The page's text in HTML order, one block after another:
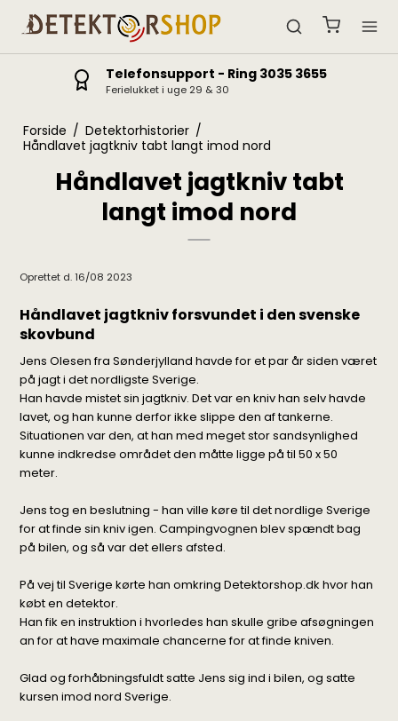
Telefonsupport - Ring 3035 3655
Ferielukket i uge 29 & 30
Forside / Detektorhistorier /
Håndlavet jagtkniv tabt langt imod nord
Håndlavet jagtkniv tabt
langt imod nord
Oprettet d.16/08 2023
Håndlavet jagtkniv forsvundet i den svenske
skovbund
Jens Olesen fra Sønderjylland havde for et par år siden været
på jagt i det nordligste Sverige.
Han havde mistet sin jagtkniv. Det var en kniv han selv havde
lavet, og han kunne derfor ikke slippe den af tankerne.
Situationen var den, at han med meget stor sandsynlighed
kunne indkredse området den måtte ligge på til 50 x 50
meter.
Jens tog en beslutning - han ville køre til det nordlige Sverige
for at finde sin kniv igen. Campingvognen blev spændt bag
på bilen, og så var det ellers afsted.
På vej til Sverige kørte han omkringDetektorshop.dk hvor han
købt en detektor.
Han fik en instruktion i hvorledes han skulle gribe afsøgningen
an for at have maximale chancerne for at finde kniven.
Glad og forhåbningsfuldt satte Jens sig ind i bilen, og satte
kursen imod nord Sverige.